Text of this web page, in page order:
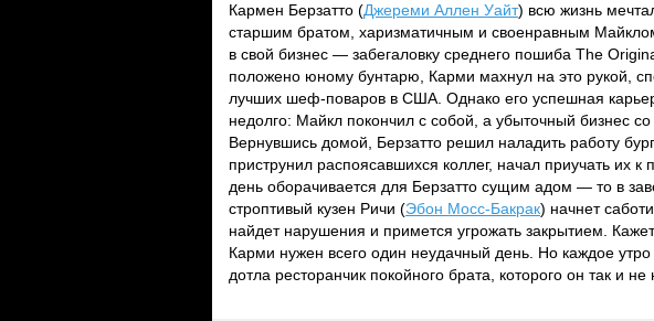
Кармен Берзатто (Джереми Аллен Уайт) всю жизнь
старшим братом, харизматичным и своенравным
в свой бизнес — забегаловку среднего пошиба The
положено юному бунтарю, Карми махнул на это рукой,
лучших шеф-поваров в США. Однако его успешная
недолго: Майкл покончил с собой, а убыточный бизнес
Вернувшись домой, Берзатто решил наладить работу
приструнил распоясавшихся коллег, начал приучать их
день оборачивается для Берзатто сущим адом — то в
строптивый кузен Ричи (Эбон Мосс-Бакрак) начнет
найдет нарушения и примется угрожать закрытием.
Карми нужен всего один неудачный день. Но каждое
дотла ресторанчик покойного брата, которого он так и